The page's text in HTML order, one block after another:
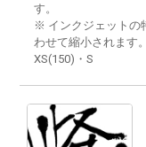
す。
※ インクジェットの
わせて縮小されます
XS(150)・S